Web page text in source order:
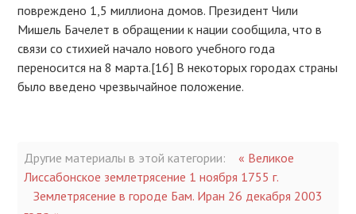
повреждено 1,5 миллиона домов. Президент Чили
Мишель Бачелет в обращении к нации сообщила, что в
связи со стихией начало нового учебного года
переносится на 8 марта.[16] В некоторых городах страны
было введено чрезвычайное положение.
Другие материалы в этой категории:
« Великое
Лиссабонское землетрясение 1 ноября 1755 г.
Землетрясение в городе Бам. Иран 26 декабря 2003